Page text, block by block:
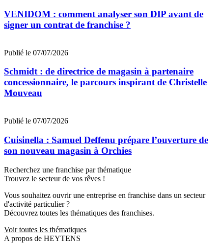
VENIDOM : comment analyser son DIP avant de
signer un contrat de franchise ?
Publié le 07/07/2026
Schmidt : de directrice de magasin à partenaire
concessionnaire, le parcours inspirant de Christelle
Mouveau
Publié le 07/07/2026
Cuisinella : Samuel Deffenu prépare l’ouverture de
son nouveau magasin à Orchies
Recherchez une franchise par thématique
Trouvez le secteur de vos rêves !
Vous souhaitez ouvrir une entreprise en franchise dans un secteur
d'activité particulier ?
Découvrez toutes les thématiques des franchises.
Voir toutes les thématiques
A propos de HEYTENS